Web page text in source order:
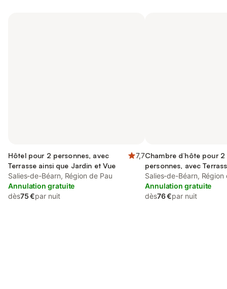
Hôtel pour 2 personnes, avec
Terrasse ainsi que Jardin et Vue
7,7
Salies-de-Béarn, Région de Pau
Annulation gratuite
dès75 €par nuit
Chambre d’hôte pour 2
personnes, avec
que Jardin et Vue
Salies-de-Béarn, Région
Annulation gratuite
dès76 €par nuit